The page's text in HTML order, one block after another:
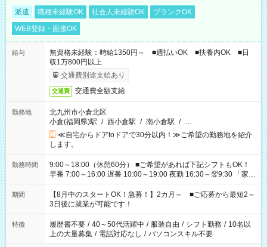
派遣 職種未経験OK 社会人未経験OK
ブランクOK
WEB登録・面接OK
給与
無資格未経験：時給1350円～ ■週払いOK ■扶養内OK ■日
収1万800円以上
交通費別途支給あり
交通費 交通費全額支給
勤務地
北九州市小倉北区
小倉(福岡県)駅 / 西小倉駅 / 南小倉駅 / …
≪自宅からドアtoドアで30分以内！≫ご希望の勤務地を紹介
します。
勤務時間
9:00～18:00（休憩60分） ■ご希望があれば下記シフトもOK！
早番 7:00～16:00 遅番 10:00～19:00 夜勤 16:30～翌9:30 「家族
と休みを合わせたい」 「余裕を持って夕飯の準備がしたい」
「できれば残業はしたくない」 など、ご希望を教えてください
ね。 ※Wワーク希望の方へ 今ご覧のお仕事で希望する勤務時間
と、もう1つのお仕事の勤務時間。 合計で週40時間を超える場
合は応募できません。
期間
【8月中のスタートOK！急募！】2カ月～ ■ご応募から最短2～
3日後に就業が可能です！
特徴 履歴書不要 / 40～50代活躍中 / 服装自由 / シフト勤務 / 10名以
上の大量募集 / 電話対応なし / パソコンスキル不要